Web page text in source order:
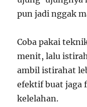
pun jadi nggak
Coba pakai
menit, lalu
ambil istirahat
efektif buat jaga
kelelahan.